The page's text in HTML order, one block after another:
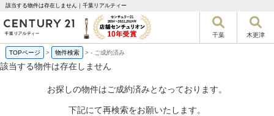
該当する物件は存在しません｜千葉リアルティー
千葉 木更津
TOPページ > 物件検索 >- ご成約済み
該当する物件は存在しません
お探しの物件はご成約済みとなっております。
下記にて再検索をお願いたします。